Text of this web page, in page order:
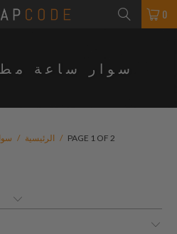
0
سوار ساعة مطاطي
الرئيسية / / PAGE 1 OF 2